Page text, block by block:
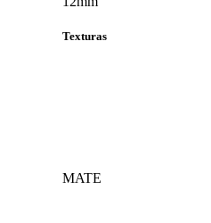
Texturas
MATE